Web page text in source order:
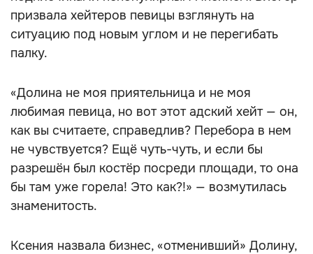
призвала хейтеров певицы взглянуть на
ситуацию под новым углом и не перегибать
палку.
«Долина не моя приятельница и не моя
любимая певица, но вот этот адский хейт — он,
как вы считаете, справедлив? Перебора в нем
не чувствуется? Ещё чуть-чуть, и если бы
разрешён был костёр посреди площади, то она
бы там уже горела! Это как?!» — возмутилась
знаменитость.
Ксения назвала бизнес, «отменивший» Долину,